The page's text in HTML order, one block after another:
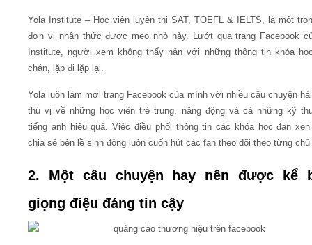
Yola Institute – Học viện luyện thi SAT, TOEFL & IELTS, là một
đơn vị nhận thức được mẹo nhỏ này. Lướt qua trang Facebook
Institute, người xem không thấy nản với những thông tin khóa
chán, lặp đi lặp lại.
Yola luôn làm mới trang Facebook của mình với nhiều câu chuyện
thú vị về những học viên trẻ trung, năng động và cả những kỹ
tiếng anh hiệu quả. Việc điều phối thông tin các khóa học đan
chia sẻ bên lề sinh động luôn cuốn hút các fan theo dõi theo từng chủ
2. Một câu chuyện hay nên được kể
giọng điệu đáng tin cậy